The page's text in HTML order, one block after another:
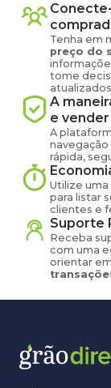
Tenha em
preço do
tome
A
e vender
A
rápida,
Utilize
para listar
clientes e
Suporte
Receba
com uma
orientar